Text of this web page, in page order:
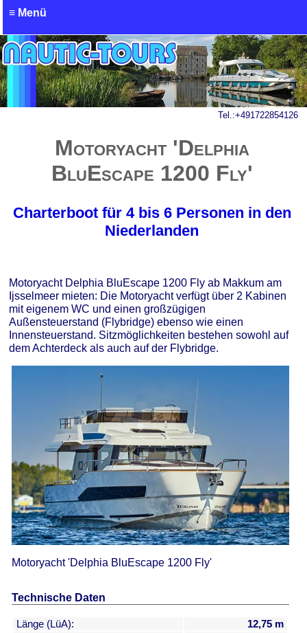
≡ Menü
Tel.:+491722854126
Motoryacht 'Delphia
BluEscape 1200 Fly'
Charterboot für 4 bis 6 Personen in den
Niederlanden
Motoryacht Delphia BluEscape 1200 Fly ab Makkum am
Ijsselmeer mieten: Die Motoryacht verfügt über 2 Kabinen
mit eigenem WC und einen großzügigen
Außensteuerstand (Flybridge) ebenso wie einen
Innensteuerstand. Sitzmöglichkeiten bestehen sowohl auf
dem Achterdeck als auch auf der Flybridge.
Motoryacht 'Delphia BluEscape 1200 Fly'
Technische Daten
Länge (LüA):
12,75 m